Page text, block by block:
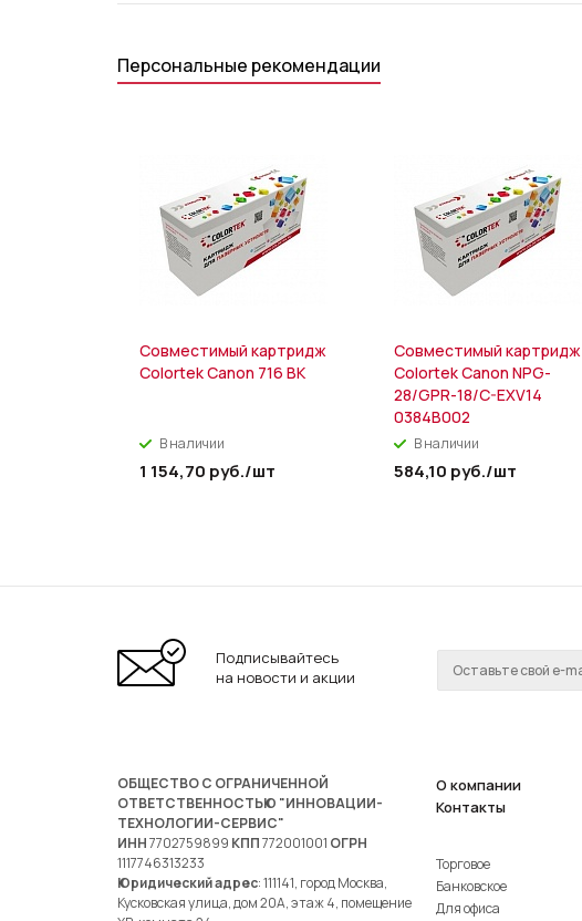
Персональные рекомендации
Совместимый картридж
Colortek Canon 716 BK
В наличии
1 154,70 руб./шт
Совместимый картридж
Colortek Canon NPG-
28/GPR-18/C-EXV14
0384B002
В наличии
584,10 руб./шт
Подписывайтесь
на новости и акции
ОБЩЕСТВО С ОГРАНИЧЕННОЙ
ОТВЕТСТВЕННОСТЬЮ "ИННОВАЦИИ-
ТЕХНОЛОГИИ-СЕРВИС"
ИНН7702759899 КПП772001001 ОГРН
1117746313233
Юридический адрес: 111141, город Москва,
Кусковская улица, дом 20А, этаж 4, помещение
О компании
Контакты
Торговое
Банковское
Для офиса